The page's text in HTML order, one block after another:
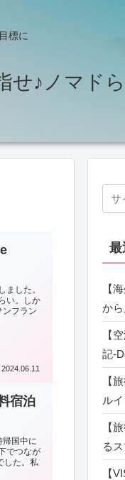
標に
せ♪ノマド
ました。
い。しか
ンフラン
2024.06.11
宿泊
国中に
でつなが
した。私
最
【
か
【
記
【
ル
【
る
【